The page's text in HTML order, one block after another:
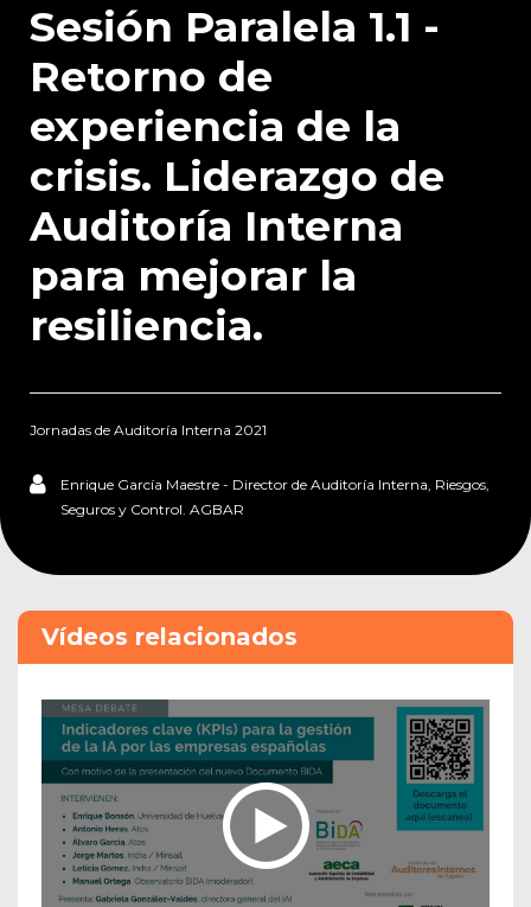
seconds
Sesión Paralela 1.1 -
Retorno de
experiencia de la
crisis. Liderazgo de
Auditoría Interna
para mejorar la
resiliencia.
Jornadas de Auditoría Interna 2021
Enrique García Maestre - Director de Auditoría Interna, Riesgos,
Seguros y Control. AGBAR
Vídeos relacionados